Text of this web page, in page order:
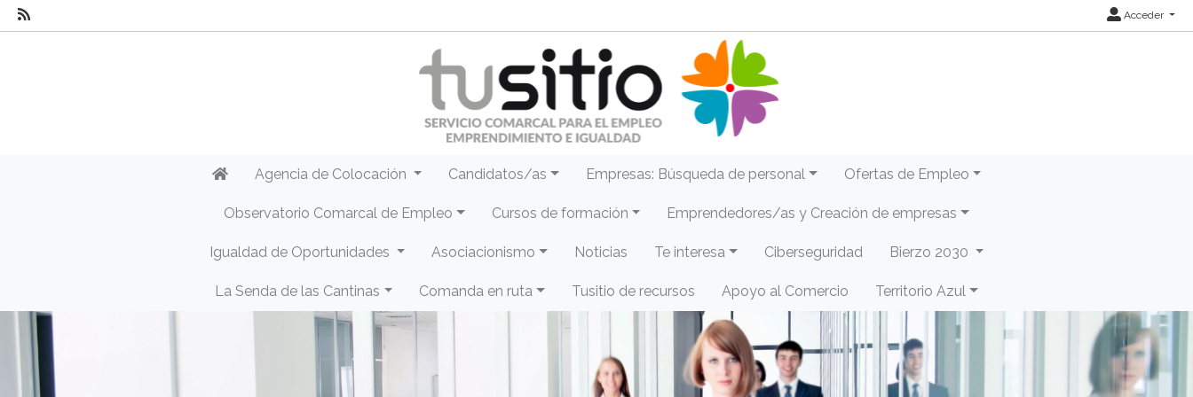
Acceder
Agencia de Colocación Candidatos/as Empresas: Búsqueda de personal Ofertas de Empleo
Observatorio Comarcal de Empleo Cursos de formación Emprendedores/as y Creación de empresas
Igualdad de Oportunidades Asociacionismo Noticias Te interesa Ciberseguridad Bierzo 2030
La Senda de las Cantinas Comanda en ruta Tusitio de recursos Apoyo al Comercio Territorio Azul